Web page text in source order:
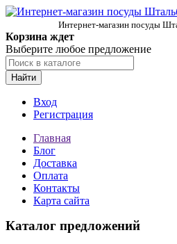
Интернет-магазин посуды
Корзина ждет
Выберите любое предложение
Найти
Вход
Регистрация
Главная
Блог
Доставка
Оплата
Контакты
Карта сайта
Каталог предложений